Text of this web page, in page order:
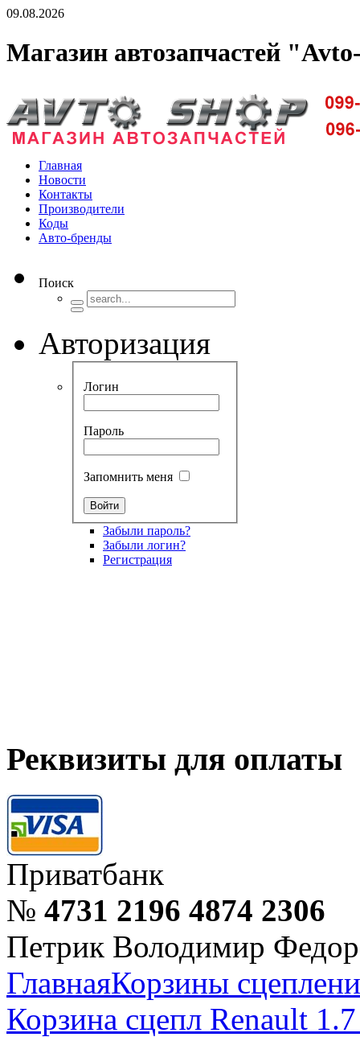
09.08.2026
Магазин автозапчастей
Доставка запчастей по Киеву и
Главная
Новости
Контакты
Производители
Коды
Авто-бренды
Поиск
Авторизация
Логин
Пароль
Запомнить меня
Забыли пароль?
Забыли логин?
Регистрация
Реквизиты для оплаты
Приватбанк
№ 4731 2196 4874 2306
Петрик Володимир
ГлавнаяКорзины
Корзина сцепл Renault